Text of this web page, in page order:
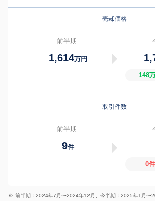
売却価格
前半期
1,614万円
148
取引件数
前半期
9件
0
※ 前半期：2024年7月〜2024年12月、今半期：2025年1月〜